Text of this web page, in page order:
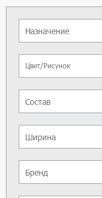
Назначение
Цвет/Рисунок
Состав
Ширина
Бренд